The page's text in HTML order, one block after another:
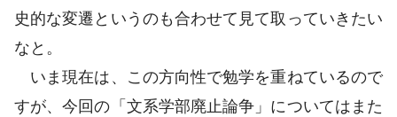
史的な変遷というのも合わせて見て取っていきたい
なと。
いま現在は、この方向性で勉学を重ねているので
すが、今回の「文系学部廃止論争」についてはまた